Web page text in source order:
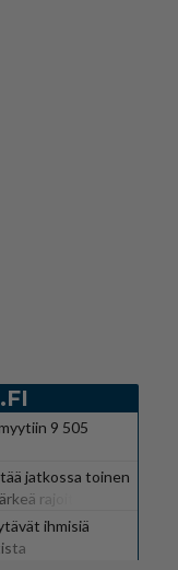
9 505
jatkossa toinen
rajoitus
ihmisiä